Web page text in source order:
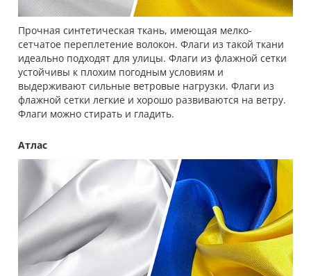
Прочная синтетическая ткань, имеющая мелко-
сетчатое переплетение волокон. Флаги из такой ткани
идеально подходят для улицы. Флаги из флажной сетки
устойчивы к плохим погодным условиям и
выдерживают сильные ветровые нагрузки. Флаги из
флажной сетки легкие и хорошо развиваются на ветру.
Флаги можно стирать и гладить.
Атлас